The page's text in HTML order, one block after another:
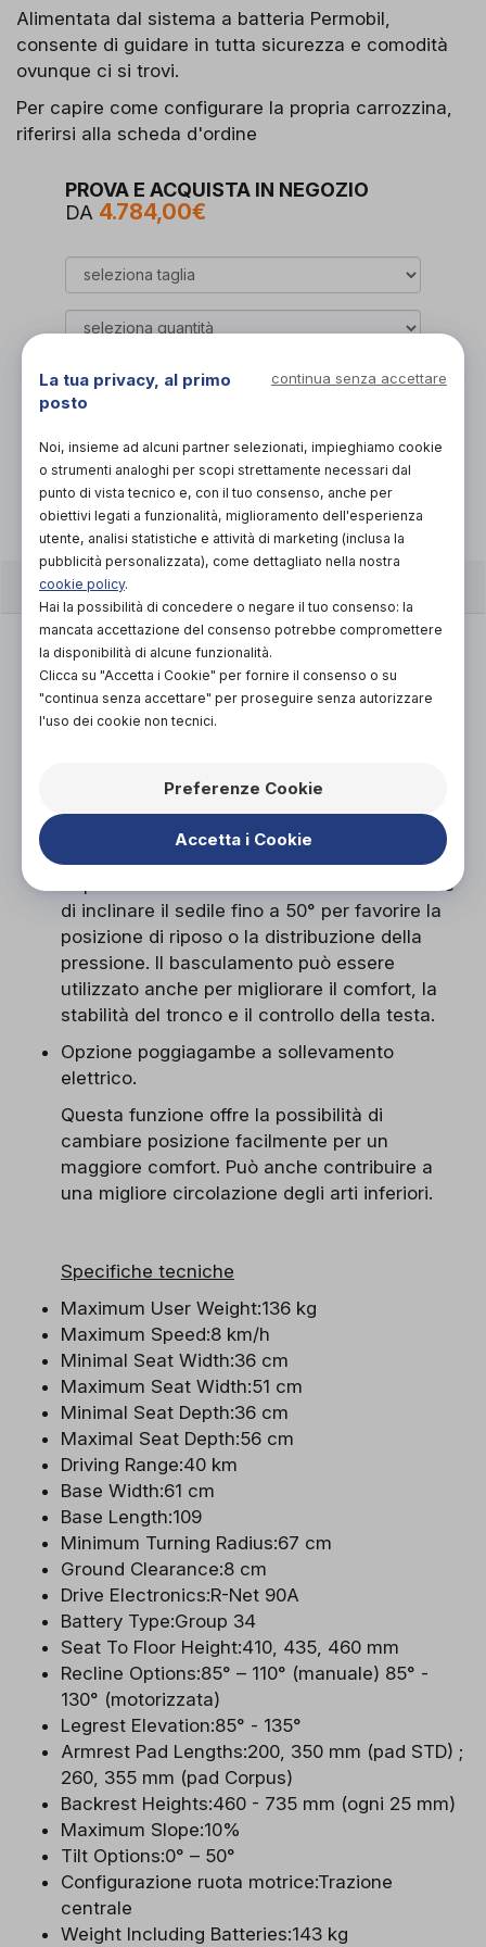
Alimentata dal sistema a batteria Permobil,
consente di guidare in tutta sicurezza e comodità
ovunque ci si trovi.
Per capire come configurare la propria carrozzina,
riferirsi alla scheda d'ordine
PROVA E ACQUISTA IN NEGOZIO
DA 4.784,00€
Scarica il coupon
CARATTERISTICHE
Maggiore guidabilità
La nuova batteria Permobil e il nuovo
caricabatterie Permobil VoltPro lavorano
insieme per fornire una distanza di guida
ottimizzati e una maggiore autonomia della
batteria.
Basculamento elettrico
L’opzione di basculamento elettrico consente
di inclinare il sedile fino a 50° per favorire la
posizione di riposo o la distribuzione della
pressione. Il basculamento può essere
utilizzato anche per migliorare il comfort, la
stabilità del tronco e il controllo della testa.
Opzione poggiagambe a sollevamento
elettrico.
Questa funzione offre la possibilità di
cambiare posizione facilmente per un
maggiore comfort. Può anche contribuire a
una migliore circolazione degli arti inferiori.
Specifiche tecniche
Maximum User Weight:136 kg
Maximum Speed:8 km/h
Minimal Seat Width:36 cm
Maximum Seat Width:51 cm
Minimal Seat Depth:36 cm
Maximal Seat Depth:56 cm
Driving Range:40 km
Base Width:61 cm
Base Length:109
Minimum Turning Radius:67 cm
Ground Clearance:8 cm
Drive Electronics:R-Net 90A
Battery Type:Group 34
Seat To Floor Height:410, 435, 460 mm
Recline Options:85° – 110° (manuale) 85° -
130° (motorizzata)
Legrest Elevation:85° - 135°
Armrest Pad Lengths:200, 350 mm (pad STD) ;
260, 355 mm (pad Corpus)
Backrest Heights:460 - 735 mm (ogni 25 mm)
Maximum Slope:10%
Tilt Options:0° – 50°
Configurazione ruota motrice:Trazione
centrale
Weight Including Batteries:143 kg
La tua privacy, al primo
posto
continua senza accettare
Noi, insieme ad alcuni partner selezionati, impieghiamo cookie
o strumenti analoghi per scopi strettamente necessari dal
punto di vista tecnico e, con il tuo consenso, anche per
obiettivi legati a funzionalità, miglioramento dell'esperienza
utente, analisi statistiche e attività di marketing (inclusa la
pubblicità personalizzata), come dettagliato nella nostra
cookie policy.
Hai la possibilità di concedere o negare il tuo consenso: la
mancata accettazione del consenso potrebbe compromettere
la disponibilità di alcune funzionalità.
Clicca su "Accetta i Cookie" per fornire il consenso o su
"continua senza accettare" per proseguire senza autorizzare
l'uso dei cookie non tecnici.
Preferenze Cookie
Accetta i Cookie